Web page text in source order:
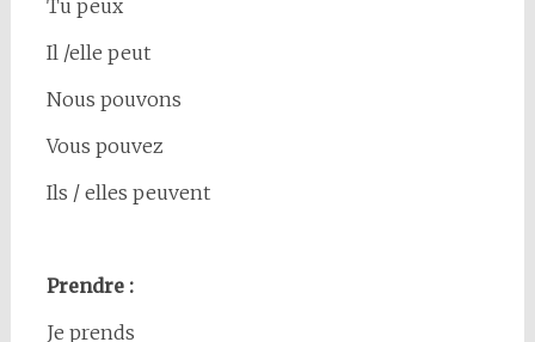
Tu peux
Il /elle peut
Nous pouvons
Vous pouvez
Ils / elles peuvent
Prendre :
Je prends